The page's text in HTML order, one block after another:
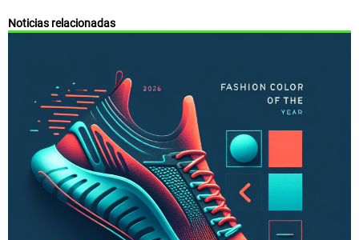
Noticias relacionadas